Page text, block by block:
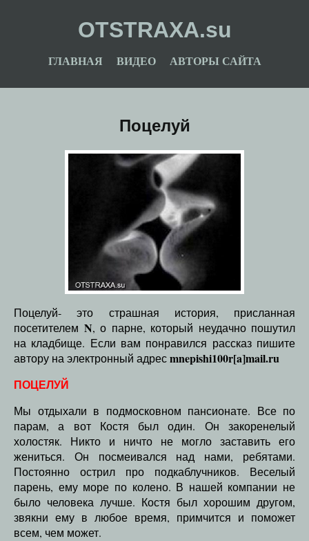
OTSTRAXA.su
ГЛАВНАЯ ВИДЕО АВТОРЫ САЙТА
Поцелуй
Поцелуй- это страшная история, присланная
посетителем N, о парне, который неудачно пошутил
на кладбище. Если вам понравился рассказ пишите
автору на электронный адресmnepishi100r[a]mail.ru
ПОЦЕЛУЙ
Мы отдыхали в подмосковном пансионате. Все по
парам, а вот Костя был один. Он закоренелый
холостяк. Никто и ничто не могло заставить его
жениться. Он посмеивался над нами, ребятами.
Постоянно острил про подкаблучников. Веселый
парень, ему море по колено. В нашей компании не
было человека лучше. Костя был хорошим другом,
звякни ему в любое время, примчится и поможет
всем, чем может.